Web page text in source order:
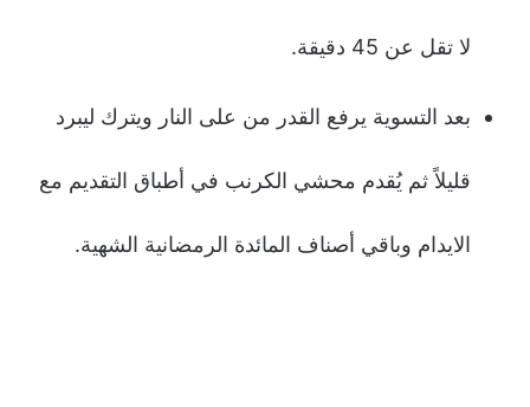
لا تقل عن 45 دقيقة.
بعد التسوية يرفع القدر من على النار ويترك ليبرد
قليلاً ثم يُقدم محشي الكرنب في أطباق التقديم مع
الايدام وباقي أصناف المائدة الرمضانية الشهية.